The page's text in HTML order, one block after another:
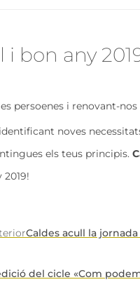
i bon any
persoenes i renovant-
noves
els teus principis.
Caldes acull la
del cicle «Com